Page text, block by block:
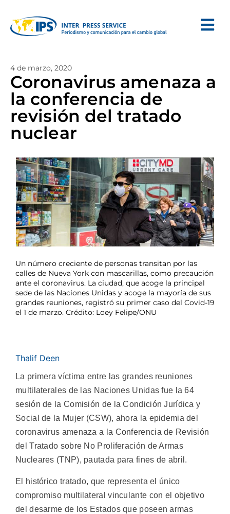
4 de marzo, 2020
Coronavirus amenaza a
la conferencia de
revisión del tratado
nuclear
Un número creciente de personas transitan por las
calles de Nueva York con mascarillas, como precaución
ante el coronavirus. La ciudad, que acoge la principal
sede de las Naciones Unidas y acoge la mayoría de sus
grandes reuniones, registró su primer caso del Covid-19
el 1 de marzo. Crédito: Loey Felipe/ONU
Thalif Deen
La primera víctima entre las grandes reuniones
multilaterales de las Naciones Unidas fue la 64
sesión de la Comisión de la Condición Jurídica y
Social de la Mujer (CSW), ahora la epidemia del
coronavirus amenaza a la Conferencia de Revisión
del Tratado sobre No Proliferación de Armas
Nucleares (TNP), pautada para fines de abril.
El histórico tratado, que representa el único
compromiso multilateral vinculante con el objetivo
del desarme de los Estados que poseen armas